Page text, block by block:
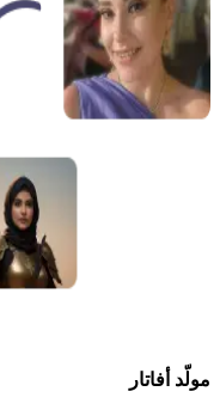
مولّد أفاتار